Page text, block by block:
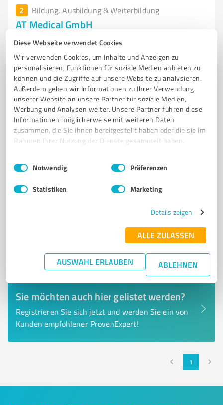
Diese Webseite verwendet Cookies
Wir verwenden Cookies, um Inhalte und Anzeigen zu
personalisieren, Funktionen für soziale Medien anbieten zu
können und die Zugriffe auf unsere Website zu analysieren.
Außerdem geben wir Informationen zu Ihrer Verwendung
unserer Website an unsere Partner für soziale Medien,
Werbung und Analysen weiter. Unsere Partner führen diese
Informationen möglicherweise mit weiteren Daten
zusammen, die Sie ihnen bereitgestellt haben oder die sie im
Rahmen Ihrer Nutzung der Dienste gesammelt haben.
Impressum Datenschutzbestimmungen
Einwilligungsauswahl
Notwendig Präferenzen
Statistiken Marketing
Details zeigen
ALLE ZULASSEN
AUSWAHL ERLAUBEN ABLEHNEN
2 Bildung, Ausbildung & Weiterbildung
AT Medical GmbH
Fort- und Weiterbildung von Ärzten und
medizinischem Fachpersonal
ONLINEKURSE PRÄSENZKURSE SIMULATIONSTRAININGS
CONSULTING COACHING AUDIT
Bergheimer Straße 116, 69115 Heidelberg
Tel. +49 80091239111
Andreas.Tremml@at-medical.de
www.at-medical.de/
Nicht bewertet
Sie möchten auch hier gelistet werden?
Registrieren Sie sich jetzt und werden Sie ein von
Kunden empfohlener ProvenExpert!
1